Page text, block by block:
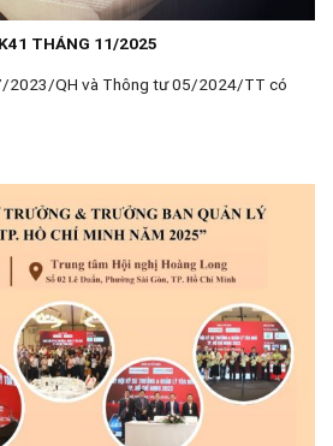
THÁNG 11/2025
2023/QH và Thông tư 05/2024/TT có